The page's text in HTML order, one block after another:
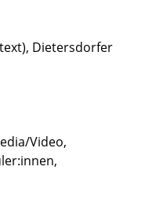
Dietersdorfer
Video